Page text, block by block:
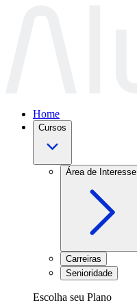
Home
Cursos
Área de Interesse
Carreiras
Senioridade
Escolha seu Plano